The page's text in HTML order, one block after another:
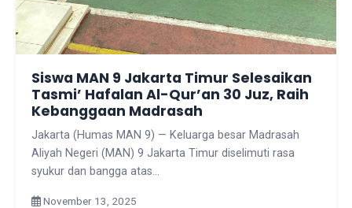
Siswa MAN 9 Jakarta Timur Selesaikan
Tasmi’ Hafalan Al-Qur’an 30 Juz, Raih
Kebanggaan Madrasah
Jakarta (Humas MAN 9) — Keluarga besar Madrasah
Aliyah Negeri (MAN) 9 Jakarta Timur diselimuti rasa
syukur dan bangga atas…
November 13, 2025